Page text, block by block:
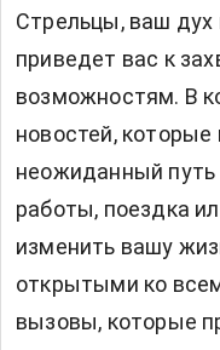
Стрельцы, ваш дух
приведет вас к
возможностям. В
новостей,
неожиданный
работы, поездка
изменить вашу
открытыми ко
вызовы, которые